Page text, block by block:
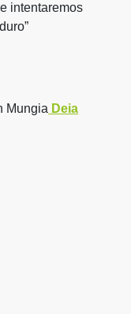
intentaremos
Mungia Deia